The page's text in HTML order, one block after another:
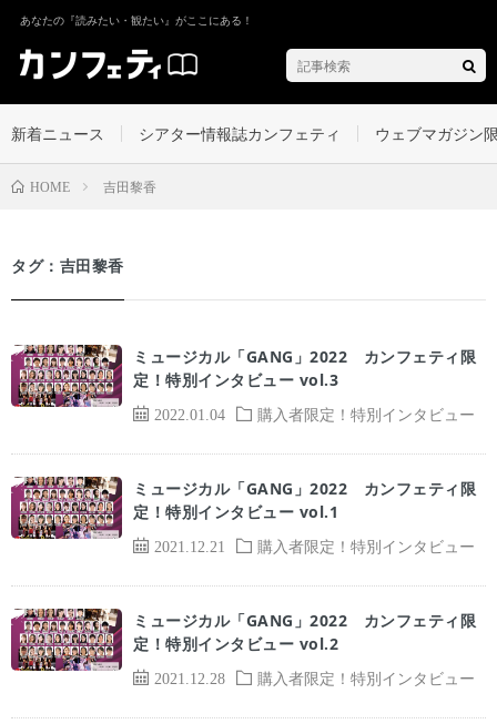
あなたの『読みたい・観たい』がここにある！
新着ニュース シアター情報誌カンフェティ ウェブマガジン
HOME 吉田黎香
タグ：吉田黎香
2022.01.04 購入者限定！特別インタビュー
ミュージカル「GANG」2022 カンフェティ限
定！特別インタビュー vol.3
2021.12.21 購入者限定！特別インタビュー
ミュージカル「GANG」2022 カンフェティ限
定！特別インタビュー vol.1
2021.12.28 購入者限定！特別インタビュー
ミュージカル「GANG」2022 カンフェティ限
定！特別インタビュー vol.2